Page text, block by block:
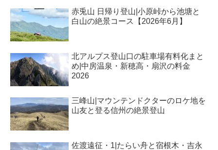
赤兎山 日帰り登山|小原峠から池塘と
白山の絶景コース【2026年6月】
北アルプス登山口の駐車場有料化まと
め|中房温泉・新穂高・扇沢の料金
2026
三峰山|マウンテンドクターのロケ地を
山友と登る信州の絶景登山
佐渡遠征・1|たらい舟と宿根木・吉永